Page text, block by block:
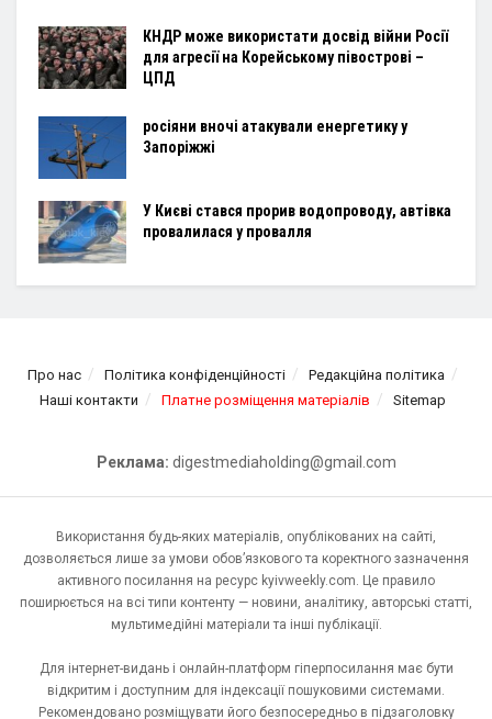
КНДР може використати досвід війни Росії
для агресії на Корейському півострові –
ЦПД
росіяни вночі атакували енергетику у
Запоріжжі
У Києві стався прорив водопроводу, автівка
провалилася у провалля
Про нас Політика конфіденційності
Редакційна політика
Наші контакти
Платне розміщення матеріалів Sitemap
Реклама: digestmediaholding@gmail.com
Використання будь-яких матеріалів, опублікованих на сайті,
дозволяється лише за умови обов’язкового та коректного зазначення
активного посилання на ресурс kyivweekly.com. Це правило
поширюється на всі типи контенту — новини, аналітику, авторські статті,
мультимедійні матеріали та інші публікації.
Для інтернет-видань і онлайн-платформ гіперпосилання має бути
відкритим і доступним для індексації пошуковими системами.
Рекомендовано розміщувати його безпосередньо в підзаголовку